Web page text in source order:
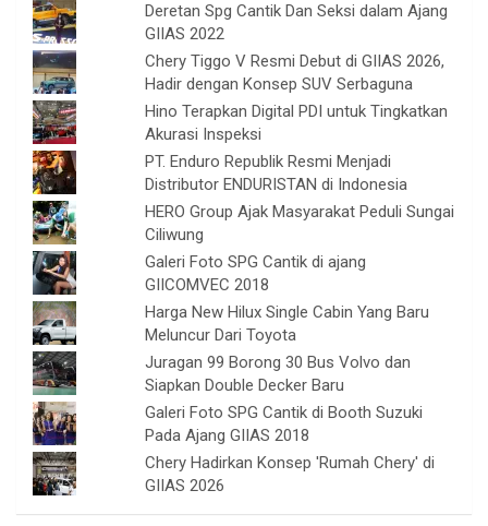
Deretan Spg Cantik Dan Seksi dalam Ajang
GIIAS 2022
Chery Tiggo V Resmi Debut di GIIAS 2026,
Hadir dengan Konsep SUV Serbaguna
Hino Terapkan Digital PDI untuk Tingkatkan
Akurasi Inspeksi
PT. Enduro Republik Resmi Menjadi
Distributor ENDURISTAN di Indonesia
HERO Group Ajak Masyarakat Peduli Sungai
Ciliwung
Galeri Foto SPG Cantik di ajang
GIICOMVEC 2018
Harga New Hilux Single Cabin Yang Baru
Meluncur Dari Toyota
Juragan 99 Borong 30 Bus Volvo dan
Siapkan Double Decker Baru
Galeri Foto SPG Cantik di Booth Suzuki
Pada Ajang GIIAS 2018
Chery Hadirkan Konsep 'Rumah Chery' di
GIIAS 2026